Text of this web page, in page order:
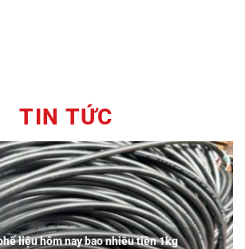
TIN TỨC
liệu hôm nay bao nhiêu tiền 1kg